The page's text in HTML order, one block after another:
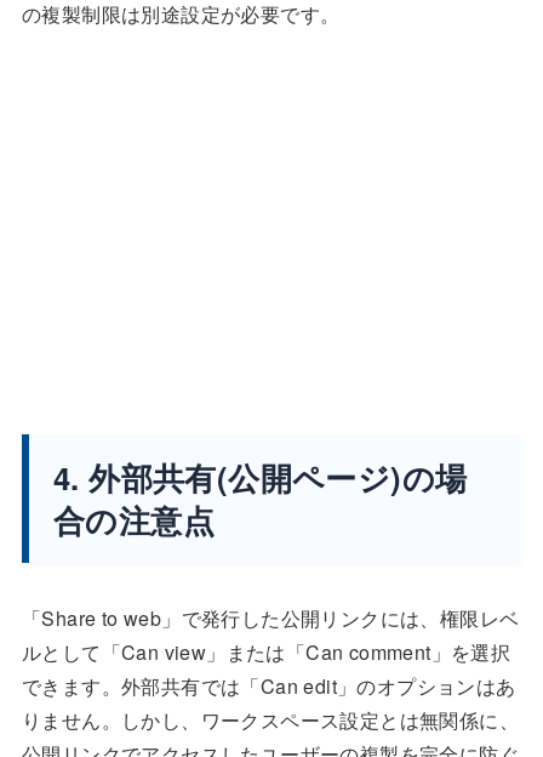
の複製制限は別途設定が必要です。
4. 外部共有(公開ページ)の場
合の注意点
「Share to web」で発行した公開リンクには、権限レベ
ルとして「Can view」または「Can comment」を選択
できます。外部共有では「Can edit」のオプションはあ
りません。しかし、ワークスペース設定とは無関係に、